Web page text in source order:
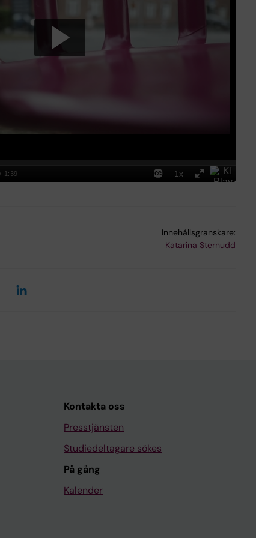
Innehållsgranskare:
Katarina Sternudd
Kontakta oss
Presstjänsten
Studiedeltagare sökes
På gång
Kalender